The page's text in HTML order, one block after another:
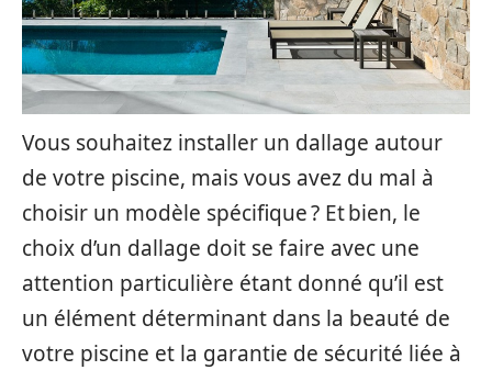
Vous souhaitez installer un dallage autour
de votre piscine, mais vous avez du mal à
choisir un modèle spécifique ? Et bien, le
choix d’un dallage doit se faire avec une
attention particulière étant donné qu’il est
un élément déterminant dans la beauté de
votre piscine et la garantie de sécurité liée à